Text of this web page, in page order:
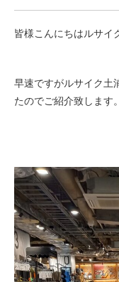
eVita
コンテンツ
イベント
特集
メディア
皆様こんにちはルサイ
早速ですがルサイク土
たのでご紹介致します。